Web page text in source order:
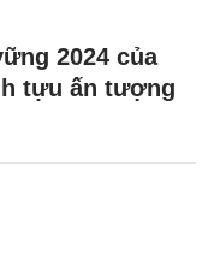
2024 của
tựu ấn tượng